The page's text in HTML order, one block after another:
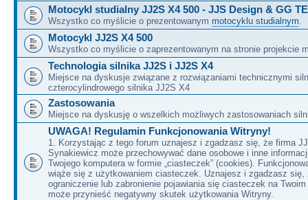
Motocykl studialny JJ2S X4 500 - JJS Design & GG
Wszystko co myślicie o prezentowanym motocyklu studialnym
Motocykl JJ2S X4 500
Wszystko co myślicie o zaprezentowanym na stronie projekcie
Technologia silnika JJ2S i JJ2S X4
Miejsce na dyskusje związane z rozwiązaniami technicznymi
czterocylindrowego silnika JJ2S X4
Zastosowania
Miejsce na dyskusję o wszelkich możliwych zastosowaniach
UWAGA! Regulamin Funkcjonowania Witryny!
1. Korzystając z tego forum uznajesz i zgadzasz się, że firma
Synakiewicz może przechowywać dane osobowe i inne
Twojego komputera w formie „ciasteczek” (cookies).
wiąże się z użytkowaniem ciasteczek. Uznajesz i zgadzasz się,
ograniczenie lub zabronienie pojawiania się ciasteczek na
może przynieść negatywny skutek użytkowania Witryny.